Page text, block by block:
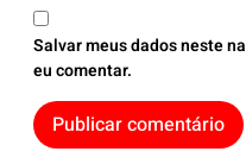
Salvar meus dados neste
eu comentar.